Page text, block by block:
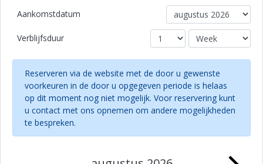
Aankomstdatum
Verblijfsduur
Reserveren via de website met de door u gewenste
voorkeuren in de door u opgegeven periode is helaas
op dit moment nog niet mogelijk. Voor reservering kunt
u contact met ons opnemen om andere mogelijkheden
te bespreken.